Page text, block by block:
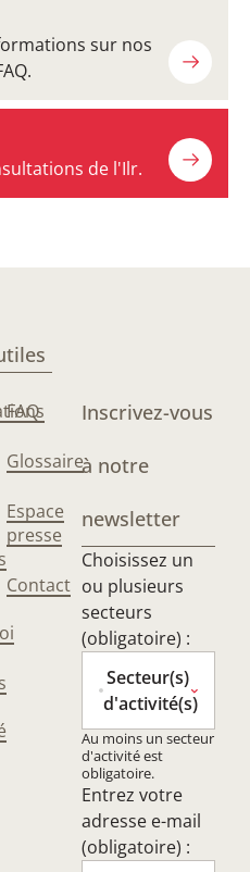
sur nos
de l'Ilr.
FAQ
Glossaire
Espace
presse
Contact
Inscrivez-vous
à notre
newsletter
Choisissez un
ou plusieurs
secteurs
(obligatoire) :
Secteur(s)
d'activité(s)
Au moins un secteur
d'activité est
obligatoire.
Entrez votre
adresse e-mail
(obligatoire) :